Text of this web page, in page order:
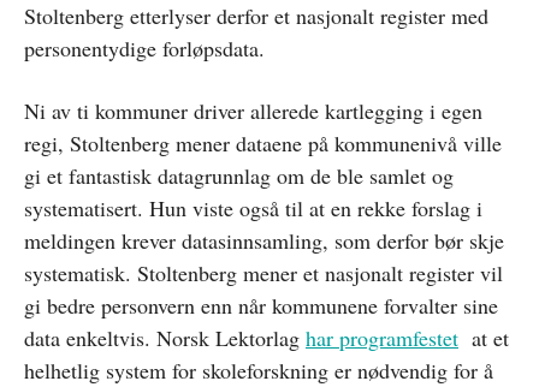
Stoltenberg etterlyser derfor et nasjonalt register med
personentydige forløpsdata.
Ni av ti kommuner driver allerede kartlegging i egen
regi, Stoltenberg mener dataene på kommunenivå ville
gi et fantastisk datagrunnlag om de ble samlet og
systematisert. Hun viste også til at en rekke forslag i
meldingen krever datasinnsamling, som derfor bør skje
systematisk. Stoltenberg mener et nasjonalt register vil
gi bedre personvern enn når kommunene forvalter sine
data enkeltvis. Norsk Lektorlag har programfestet at et
helhetlig system for skoleforskning er nødvendig for å